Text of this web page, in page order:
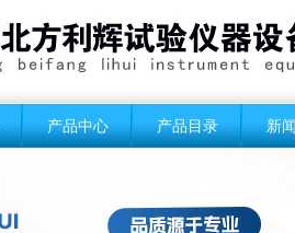
产品中心 产品目录 新